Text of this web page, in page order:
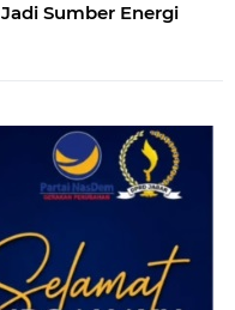
Sumber Energi